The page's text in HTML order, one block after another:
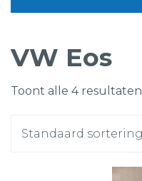
VW Eos
Toont alle 4 resultaten